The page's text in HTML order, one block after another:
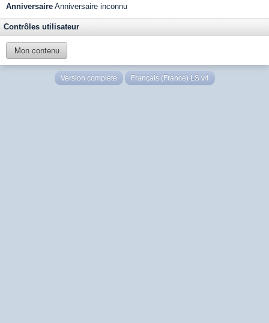
Anniversaire Anniversaire inconnu
Contrôles utilisateur
Mon contenu
Version complète Français (France) LS v4